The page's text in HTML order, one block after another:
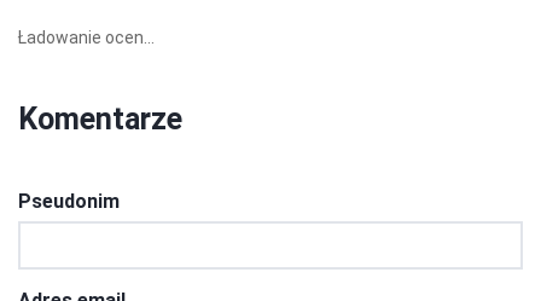
Ładowanie ocen...
Komentarze
Pseudonim